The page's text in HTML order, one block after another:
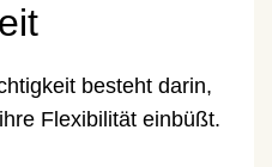
besteht darin,
Flexibilität einbüßt.